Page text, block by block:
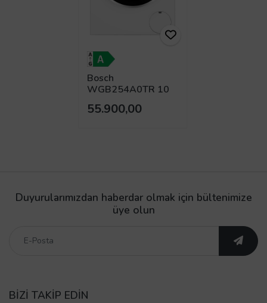
Bosch
WGB254A0TR 10
Çamaşır Makinesi
55.900,00
Duyurularımızdan haberdar olmak için bültenimize
üye olun
BİZİ TAKİP EDİN